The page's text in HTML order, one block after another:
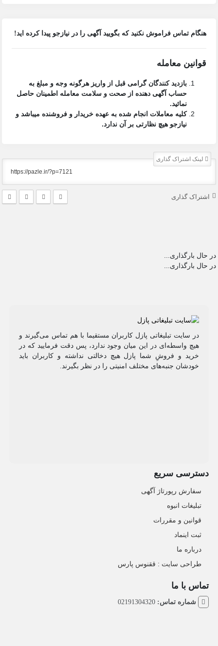
هنگام تماس فراموش نکنید که بگویید آگهی را درنیازجوپیدا کرده اید!
قوانین معامله
بازدید کنندگان گرامی قبل از واریز هرگونه وجه و مبلغ به
حساب آگهی دهنده از صحت و سلامت معامله اطمینان حاصل
نمائید.
کلیه معاملات انجام شده به عهده خریدار و فروشنده میباشد و
نیازجو هیچ نظارتی بر آن ندارد.
لینک اشتراک گذاری
اشتراک گذاری
در حال بارگذاری...
در حال بارگذاری...
در سایت تبلیغاتی پازل کاربران مستقیما با هم تماس می‌گیرند و
هیچ واسطه‌ای در این میان وجود ندارد، پس دقت فرمایید که در
خرید و فروشِ شما پازل هیچ دخالتی نداشته و کاربران باید
خودشان جنبه‌های مختلف امنیتی را در نظر بگیرند.
دسترسی سریع
سفارش رپورتاژ آگهی
تبلیغات انبوه
قوانین و مقررات
ثبت اینماد
درباره ما
طراحی سایت : ققنوس پارس
تماس با ما
شماره تماس:02191304320